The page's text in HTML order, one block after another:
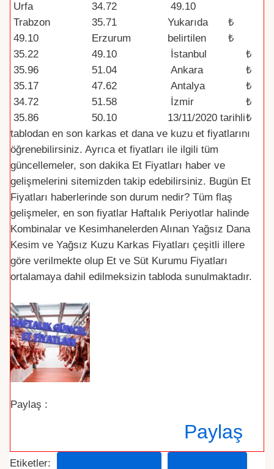
Urfa 34.72
49.10
₺
Trabzon
35.71
49.10
₺
Erzurum
35.22
49.10 ₺
İstanbul
35.96
51.04 ₺
Ankara
35.17
47.62 ₺
Antalya
34.72
51.58 ₺
İzmir
35.86
50.10 ₺
Yukarıda
belirtilen
13/11/2020tarihli
tablodan en son karkas et dana ve kuzu et fiyatlarını
öğrenebilirsiniz. Ayrıca et fiyatları ile ilgili tüm
güncellemeler, son dakika Et Fiyatları haber ve
gelişmelerini sitemizden takip edebilirsiniz. Bugün Et
Fiyatları haberlerinde son durum nedir? Tüm flaş
gelişmeler, en son fiyatlar Haftalık Periyotlar halinde
Kombinalar ve Kesimhanelerden Alınan Yağsız Dana
Kesim ve Yağsız Kuzu Karkas Fiyatları çeşitli illere
göre verilmekte olup Et ve Süt Kurumu Fiyatları
ortalamaya dahil edilmeksizin tabloda sunulmaktadır.
Paylaş :
Paylaş
Etiketler: